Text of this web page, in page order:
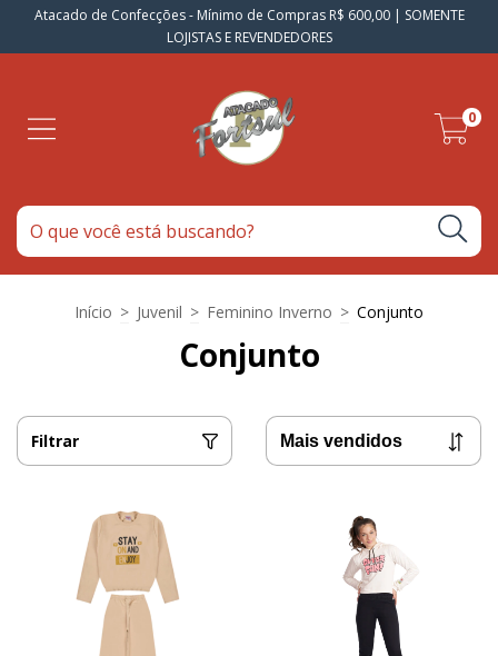
Atacado de Confecções - Mínimo de Compras R$ 600,00 | SOMENTE
LOJISTAS E REVENDEDORES
0
Início > Juvenil > Feminino Inverno > Conjunto
Conjunto
Filtrar